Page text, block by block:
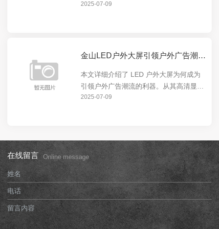
以绚丽多彩的画面点亮城市夜晚，成为城
2025-07-09
金山LED户外大屏引领户外广告潮流的利器
本文详细介绍了 LED 户外大屏为何成为
引领户外广告潮流的利器。从其高清显
示、超大尺寸、节能环保等特点，到在城
2025-07-09
在线留言 Online message
姓名
电话
留言内容